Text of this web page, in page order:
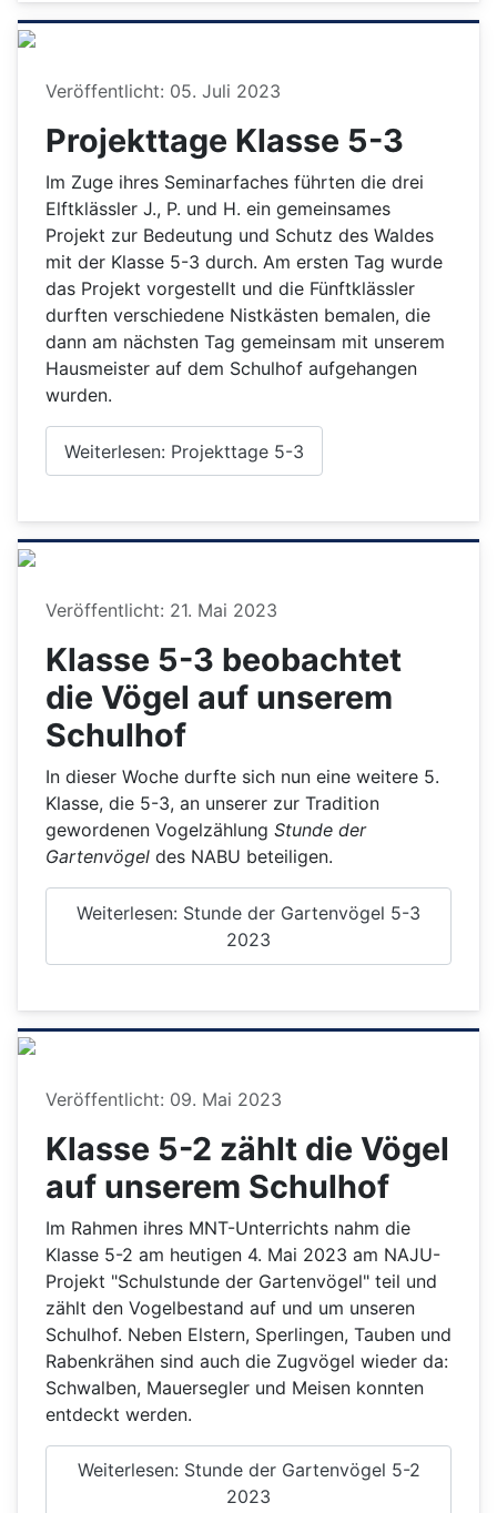
Details
Veröffentlicht: 05. Juli 2023
Projekttage Klasse 5-3
Im Zuge ihres Seminarfaches führten die drei
Elftklässler J., P. und H. ein gemeinsames
Projekt zur Bedeutung und Schutz des Waldes
mit der Klasse 5-3 durch. Am ersten Tag wurde
das Projekt vorgestellt und die Fünftklässler
durften verschiedene Nistkästen bemalen, die
dann am nächsten Tag gemeinsam mit unserem
Hausmeister auf dem Schulhof aufgehangen
wurden.
Weiterlesen: Projekttage 5-3
Details
Veröffentlicht: 21. Mai 2023
Klasse 5-3 beobachtet
die Vögel auf unserem
Schulhof
In dieser Woche durfte sich nun eine weitere 5.
Klasse, die 5-3, an unserer zur Tradition
gewordenen Vogelzählung Stunde der
Gartenvögel des NABU beteiligen.
Weiterlesen: Stunde der Gartenvögel 5-3
2023
Details
Veröffentlicht: 09. Mai 2023
Klasse 5-2 zählt die Vögel
auf unserem Schulhof
Im Rahmen ihres MNT-Unterrichts nahm die
Klasse 5-2 am heutigen 4. Mai 2023 am NAJU-
Projekt "Schulstunde der Gartenvögel" teil und
zählt den Vogelbestand auf und um unseren
Schulhof. Neben Elstern, Sperlingen, Tauben und
Rabenkrähen sind auch die Zugvögel wieder da:
Schwalben, Mauersegler und Meisen konnten
entdeckt werden.
Weiterlesen: Stunde der Gartenvögel 5-2
2023